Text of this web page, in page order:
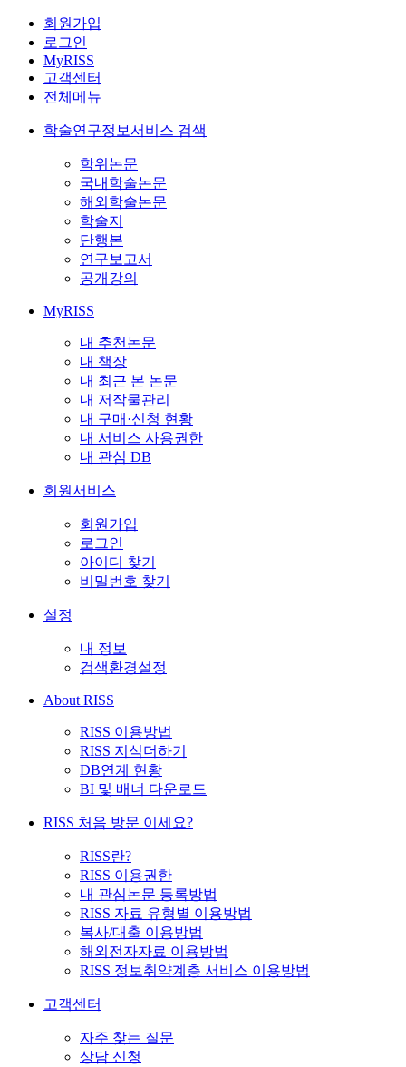
회원가입
로그인
MyRISS
고객센터
전체메뉴
학술연구정보서비스 검색
학위논문
국내학술논문
해외학술논문
학술지
단행본
연구보고서
공개강의
MyRISS
내 추천논문
내 책장
내 최근 본 논문
내 저작물관리
내 구매·신청 현황
내 서비스 사용권한
내 관심 DB
회원서비스
회원가입
로그인
아이디 찾기
비밀번호 찾기
설정
내 정보
검색환경설정
About RISS
RISS 이용방법
RISS 지식더하기
DB연계 현황
BI 및 배너 다운로드
RISS 처음 방문 이세요?
RISS란?
RISS 이용권한
내 관심논문 등록방법
RISS 자료 유형별 이용방법
복사/대출 이용방법
해외전자자료 이용방법
RISS 정보취약계층 서비스 이용방법
고객센터
자주 찾는 질문
상담 신청